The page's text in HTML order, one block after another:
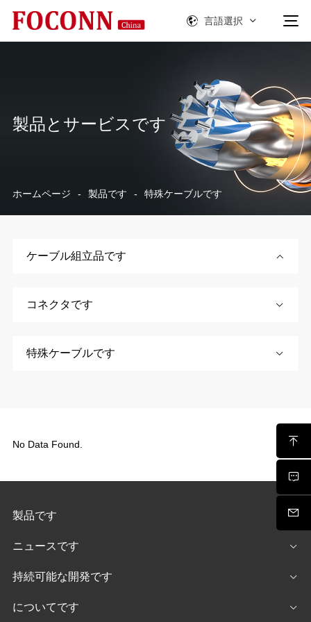
言語選択
製品とサービスです
ホームページ - 製品です - 特殊ケーブルです
ケーブル組立品です
コネクタです
特殊ケーブルです
No Data Found.
製品です
ニュースです
持続可能な開発です
についてです